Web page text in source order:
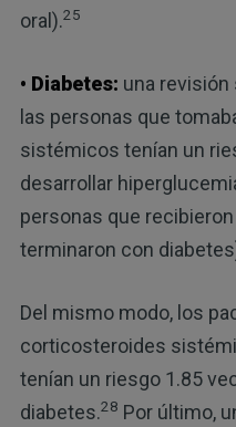
oral).25
• Diabetes: una
las personas que
sistémicos tenían un
desarrollar
personas que
terminaron con
Del mismo modo, los
corticosteroides
tenían un riesgo 1.85
diabetes.28 Por último,